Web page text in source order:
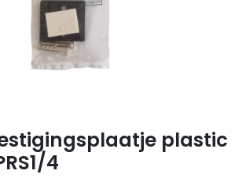
plastic
4